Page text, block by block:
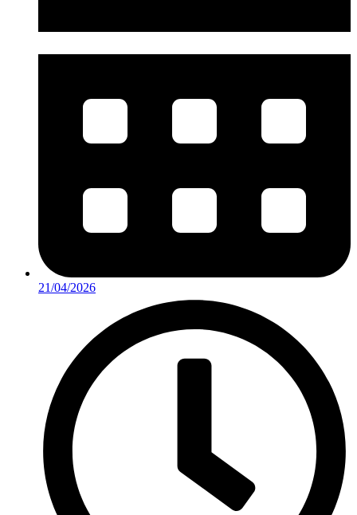
21/04/2026